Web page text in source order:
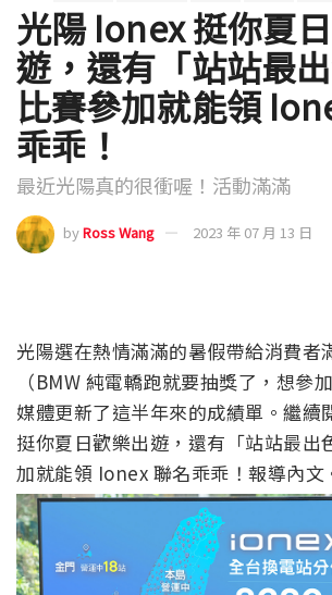
光陽 Ionex 挺你夏
遊，還有「站站最
比賽參加就能領
乖乖！
最近光陽真的很衝喔！活動滿滿
byRoss Wang 2023 年 07 月 13 日
光陽選在熱情滿滿的暑假帶給消費者
（BMW 純電轎跑就要抽獎了，想參
媒體更新了這半年來的成績單。繼續
挺你夏日歡樂出遊，還有「站站最出
加就能領 Ionex 聯名乖乖！報導內文